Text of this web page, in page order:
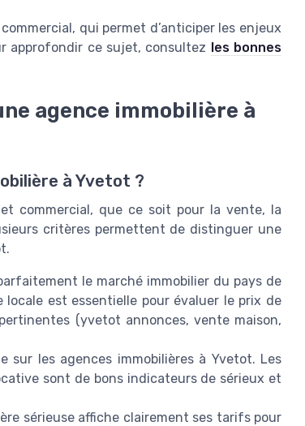
qui permet d’anticiper les enjeux
approfondir ce sujet, consultez
les bonnes
agence immobilière à
à Yvetot ?
commercial, que ce soit pour la vente, la
critères permettent de distinguer une
le marché immobilier du pays de
est essentielle pour évaluer le prix de
(yvetot annonces, vente maison,
sur les agences immobilières à Yvetot. Les
sont de bons indicateurs de sérieux et
sérieuse affiche clairement ses tarifs pour